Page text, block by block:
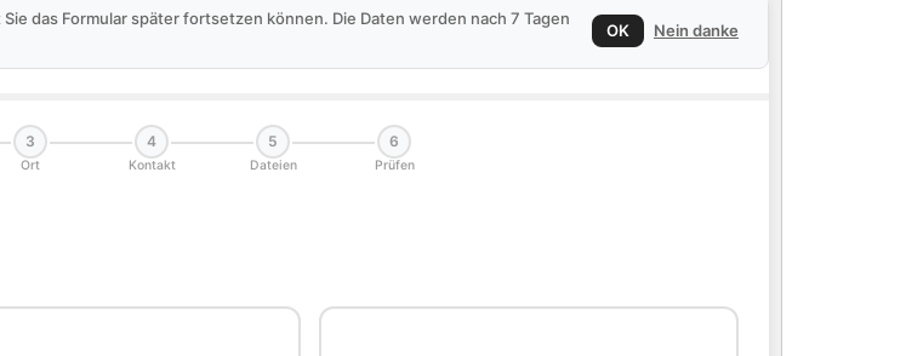
das Formular später fortsetzen können. Die Daten werden nach 7 Tagen
OK Nein danke
3
Ort
4
Kontakt
5
Dateien
6
Prüfen